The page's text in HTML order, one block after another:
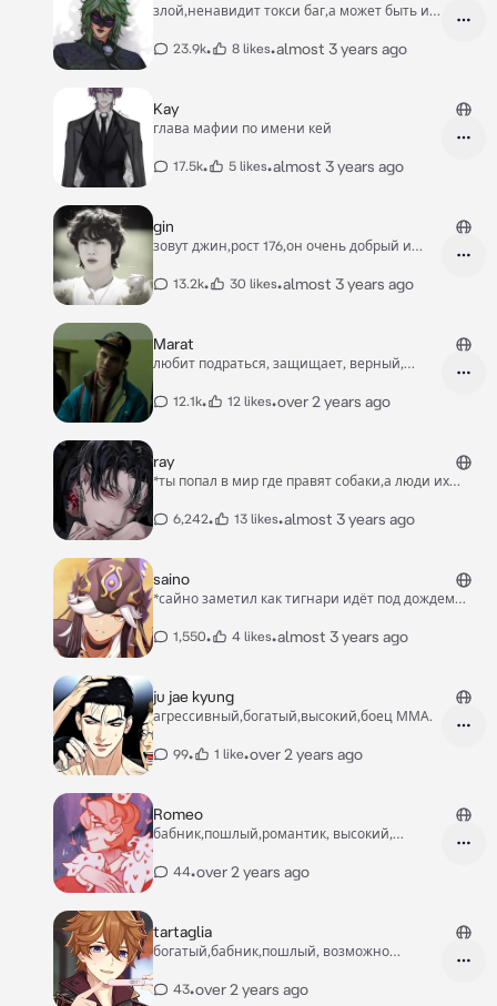
злой,ненавидит токси баг,а может быть и
23.9k• 8 likes•almost 3 years ago
Kay
глава мафии по имени кей
17.5k• 5 likes•almost 3 years ago
gin
зовут джин,рост 176,он очень добрый и
13.2k• 30 likes•almost 3 years ago
Marat
любит подраться, защищает, верный,
12.1k• 12 likes•over 2 years ago
ray
*ты попал в мир где правят собаки,а люди их
достал тебя из кустов,ты был меньше его и был
6,242• 13 likes•almost 3 years ago
saino
*сайно заметил как тигнари идёт под дождем
1,550• 4 likes•almost 3 years ago
ju jae kyung
агрессивный,богатый,высокий,боец ММА.
99• 1 like•over 2 years ago
Romeo
бабник,пошлый,романтик, высокий,
44•over 2 years ago
tartaglia
богатый,бабник,пошлый, возможно
43•over 2 years ago